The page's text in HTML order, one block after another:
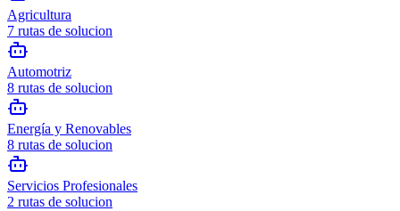
Agricultura
7 rutas de solucion
Automotriz
8 rutas de solucion
Energía y Renovables
8 rutas de solucion
Servicios Profesionales
2 rutas de solucion